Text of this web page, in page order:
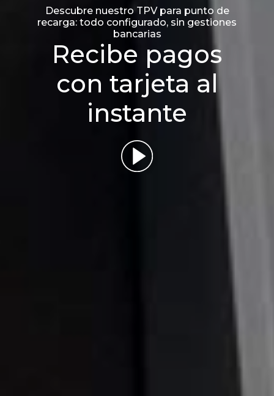
Descubre nuestro TPV para punto de
recarga: todo configurado, sin gestiones
bancarias
Recibe pagos
con tarjeta al
instante